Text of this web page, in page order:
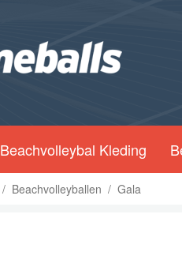
Beachvolleybal Kleding
/ Beachvolleyballen / Gala